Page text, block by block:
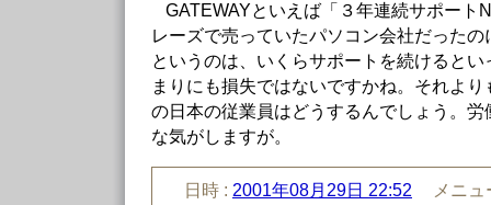
GATEWAYといえば「３年連続サポート
レーズで売っていたパソコン会社だった
というのは、いくらサポートを続けると
まりにも損失ではないですかね。それよ
の日本の従業員はどうするんでしょう。
な気がしますが。
日時 : 2001年08月29日 22:52
メニ